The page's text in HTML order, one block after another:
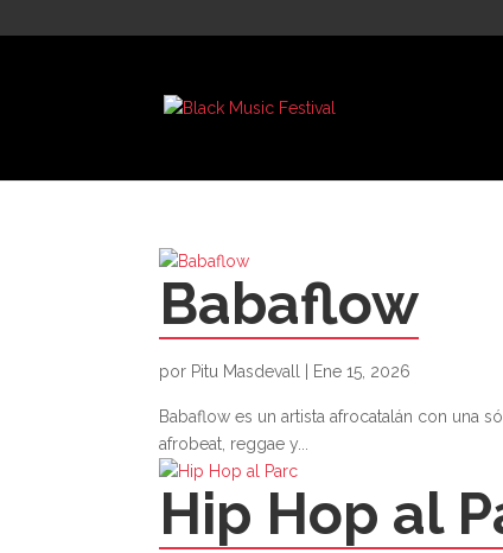
Babaflow
por Pitu Masdevall Ene 15, 2026
Babaflow es un artista afrocatalán con una
afrobeat, reggae y...
Hip Hop al